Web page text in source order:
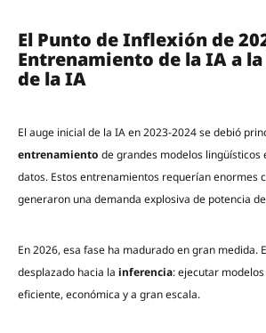
El Punto de Inflexión de
Entrenamiento de la IA a
de la IA
El auge inicial de la IA en 2023-2024 se debió
entrenamiento de grandes modelos lingüísticos
datos. Estos entrenamientos requerían enormes
generaron una demanda explosiva de potencia
En 2026, esa fase ha madurado en gran medida.
desplazado hacia la inferencia: ejecutar
eficiente, económica y a gran escala.